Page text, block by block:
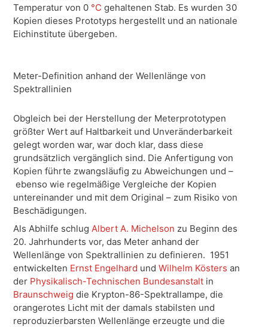
Temperatur von 0 °C gehaltenen Stab. Es wurden 30
Kopien dieses Prototyps hergestellt und an nationale
Eichinstitute übergeben.
Meter-Definition anhand der Wellenlänge von
Spektrallinien
Obgleich bei der Herstellung der Meterprototypen
größter Wert auf Haltbarkeit und Unveränderbarkeit
gelegt worden war, war doch klar, dass diese
grundsätzlich vergänglich sind. Die Anfertigung von
Kopien führte zwangsläufig zu Abweichungen und –
ebenso wie regelmäßige Vergleiche der Kopien
untereinander und mit dem Original – zum Risiko von
Beschädigungen.
Als Abhilfe schlug Albert A. Michelson zu Beginn des
20. Jahrhunderts vor, das Meter anhand der
Wellenlänge von Spektrallinien zu definieren. 1951
entwickelten Ernst Engelhard und Wilhelm Kösters an
der Physikalisch-Technischen Bundesanstalt in
Braunschweig die Krypton-86-Spektrallampe, die
orangerotes Licht mit der damals stabilsten und
reproduzierbarsten Wellenlänge erzeugte und die